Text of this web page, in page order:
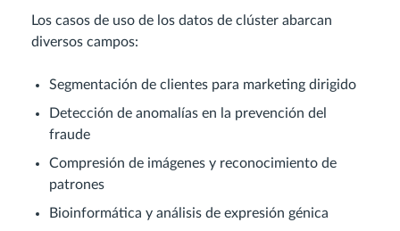
Los casos de uso de los datos de clúster abarcan
diversos campos:
Segmentación de clientes para marketing dirigido
Detección de anomalías en la prevención del
fraude
Compresión de imágenes y reconocimiento de
patrones
Bioinformática y análisis de expresión génica